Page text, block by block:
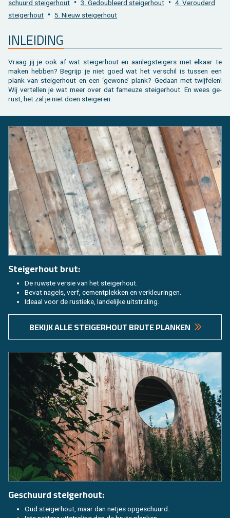
schuurd stei­ger­hout • 3. Ge­dou­bleerd stei­ger­hout • 4. Ver­ou­derd
stei­ger­hout • 5. Nieuw stei­ger­hout
IN­LEI­DING
Vraag jij je ook af wat stei­ger­hout en aan­leg­stei­gers met el­kaar te
maken heb­ben? Be­grijp je niet goed wat het ver­schil is tus­sen een
plank van stei­ger­hout en een ‘ge­wo­ne’ plank? Ge­daan met twij­fe­len!
Wij ver­tel­len je wat meer over dat fa­meu­ze stei­ger­hout. En wees ge­
rust, het zal je niet doen stei­ge­ren.
Stei­ger­hout brut:
De ruw­ste ver­sie van het stei­ger­hout.
Bevat na­gels, verf, ce­ment­plek­ken en ver­kleu­rin­gen.
Ide­aal voor de rus­tie­ke, lan­de­lij­ke uit­stra­ling.
BE­KIJK ALLE STEI­GER­HOUT BRUTE PLAN­KEN
Ge­schuurd stei­ger­hout:
Oud stei­ger­hout, maar dan net­jes op­ge­schuurd.
Toebehoren tegels / bestrating
Vierkante palen
Bekijk alles van tuinafsluiting
Bekijk alles van bijgebouw
Toebehoren
Speeltuigen
Varia
Bekijk alles van tuininrichting